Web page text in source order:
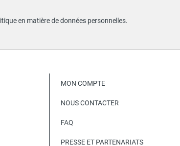
en matière de données personnelles.
MON COMPTE
NOUS CONTACTER
FAQ
PRESSE ET PARTENARIATS